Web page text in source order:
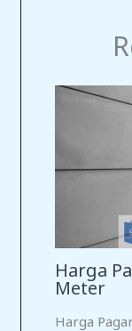
Harga
Meter
Harga